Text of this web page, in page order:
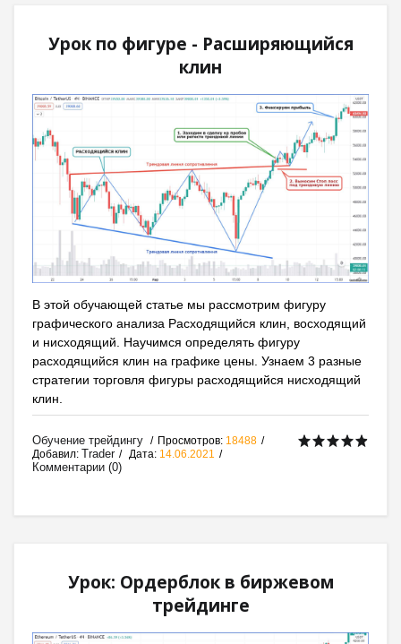
Урок по фигуре - Расширяющийся
клин
В этой обучающей статье мы рассмотрим фигуру
графического анализа Расходящийся клин, восходящий
и нисходящий. Научимся определять фигуру
расходящийся клин на графике цены. Узнаем 3 разные
стратегии торговля фигуры расходящийся нисходящий
клин.
Обучение трейдингу Просмотров: 18488
Добавил: Trader Дата: 14.06.2021
Комментарии (0)
Урок: Ордерблок в биржевом
трейдинге